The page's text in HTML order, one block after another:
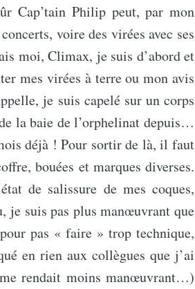
Cap’tain Philip peut, par mon
voire des virées avec ses
moi, Climax, je suis d’abord et
mes virées à terre ou mon avis
je suis capelé sur un corps
la baie de l’orphelinat depuis…
déjà ! Pour sortir de là, il faut
bouées et marques diverses.
de salissure de mes coques,
je suis pas plus manœuvrant que
pas « faire » trop technique,
en rien aux collègues que j’ai
rendait moins manœuvrant…)